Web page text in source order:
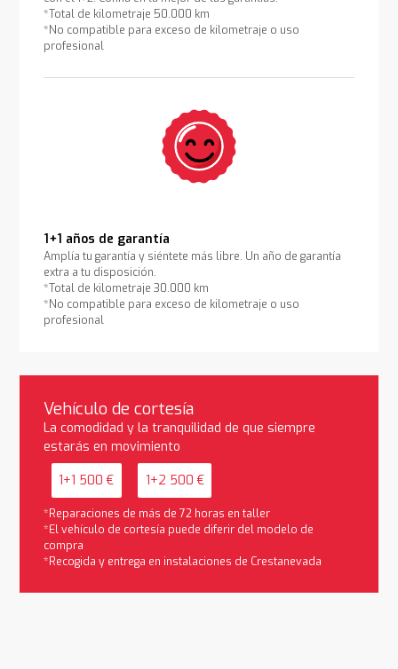
*Total de kilometraje 50.000 km
*No compatible para exceso de kilometraje o uso
profesional
1+1 años de garantía
Amplía tu garantía y siéntete más libre. Un año de garantía
extra a tu disposición.
*Total de kilometraje 30.000 km
*No compatible para exceso de kilometraje o uso
profesional
Vehículo de cortesía
La comodidad y la tranquilidad de que siempre
estarás en movimiento
1+1 500 € 1+2 500 €
*Reparaciones de más de 72 horas en taller
*El vehículo de cortesía puede diferir del modelo de
compra
*Recogida y entrega en instalaciones de Crestanevada